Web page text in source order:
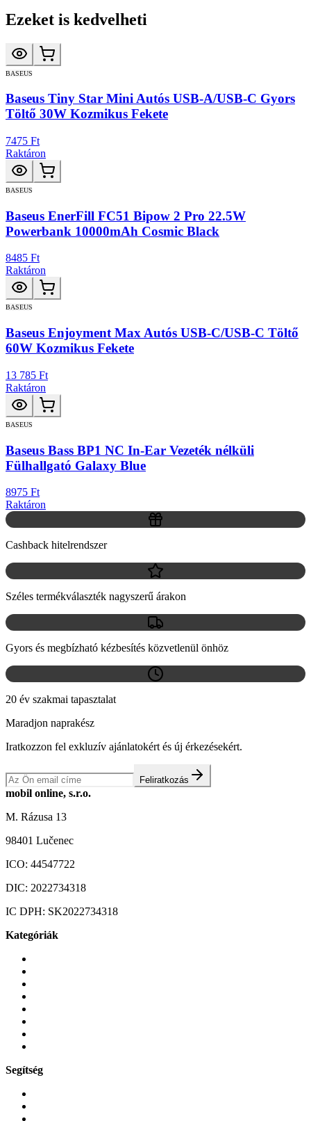
Ezeket is kedvelheti
BASEUS
Baseus Tiny Star Mini Autós USB-A/USB-C Gyors
Töltő 30W Kozmikus Fekete
7475 Ft
Raktáron
BASEUS
Baseus EnerFill FC51 Bipow 2 Pro 22.5W
Powerbank 10000mAh Cosmic Black
8485 Ft
Raktáron
BASEUS
Baseus Enjoyment Max Autós USB-C/USB-C Töltő
60W Kozmikus Fekete
13 785 Ft
Raktáron
BASEUS
Baseus Bass BP1 NC In-Ear Vezeték nélküli
Fülhallgató Galaxy Blue
8975 Ft
Raktáron
Cashback hitelrendszer
Széles termékválaszték nagyszerű árakon
Gyors és megbízható kézbesítés közvetlenül önhöz
20 év szakmai tapasztalat
Maradjon naprakész
Iratkozzon fel exkluzív ajánlatokért és új érkezésekért.
Feliratkozás
mobil online, s.r.o.
M. Rázusa 13
98401 Lučenec
ICO: 44547722
DIC: 2022734318
IC DPH: SK2022734318
Kategóriák
Segítség